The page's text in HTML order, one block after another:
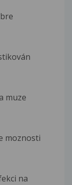
muze
moznosti
na